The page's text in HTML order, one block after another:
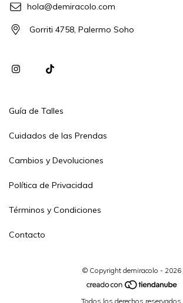
hola@demiracolo.com
Gorriti 4758, Palermo Soho
Guía de Talles
Cuidados de las Prendas
Cambios y Devoluciones
Política de Privacidad
Términos y Condiciones
Contacto
© Copyright demiracolo - 2026
Todos los derechos reservados.